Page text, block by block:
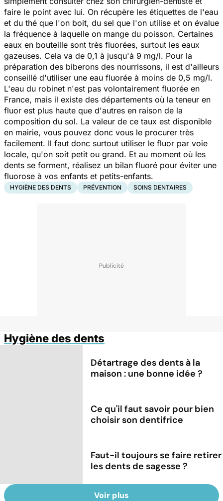
faire le point avec lui. On récupère les étiquettes de l'eau
et du thé que l'on boit, du sel que l'on utilise et on évalue
la fréquence à laquelle on mange du poisson. Certaines
eaux en bouteille sont très fluorées, surtout les eaux
gazeuses. Cela va de 0,1 à jusqu'à 9 mg/l. Pour la
préparation des biberons des nourrissons, il est d'ailleurs
conseillé d'utiliser une eau fluorée à moins de 0,5 mg/l.
L'eau du robinet n'est pas volontairement fluorée en
France, mais il existe des départements où la teneur en
fluor est plus haute que d'autres en raison de la
composition du sol. La valeur de ce taux est disponible
en mairie, vous pouvez donc vous le procurer très
facilement. Il faut donc surtout utiliser le fluor par voie
locale, qu'on soit petit ou grand. Et au moment où les
dents se forment, réalisez un bilan fluoré pour éviter une
fluorose à vos enfants et petits-enfants.
HYGIÈNE DES DENTS PRÉVENTION SOINS DENTAIRES
Hygiène des dents
Détartrage des dents à la
maison : une bonne idée ?
Ce qu'il faut savoir pour bien
choisir son dentifrice
Faut-il toujours se faire retirer
les dents de sagesse ?
Voir plus